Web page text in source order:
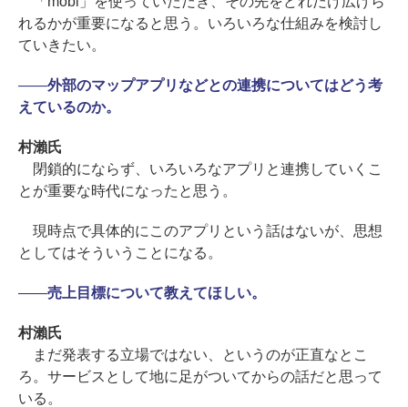
れるかが重要になると思う。いろいろな仕組みを検討し
ていきたい。
――外部のマップアプリなどとの連携についてはどう考
えているのか。
村瀨氏
閉鎖的にならず、いろいろなアプリと連携していくこ
とが重要な時代になったと思う。
現時点で具体的にこのアプリという話はないが、思想
としてはそういうことになる。
――売上目標について教えてほしい。
村瀨氏
まだ発表する立場ではない、というのが正直なとこ
ろ。サービスとして地に足がついてからの話だと思って
いる。